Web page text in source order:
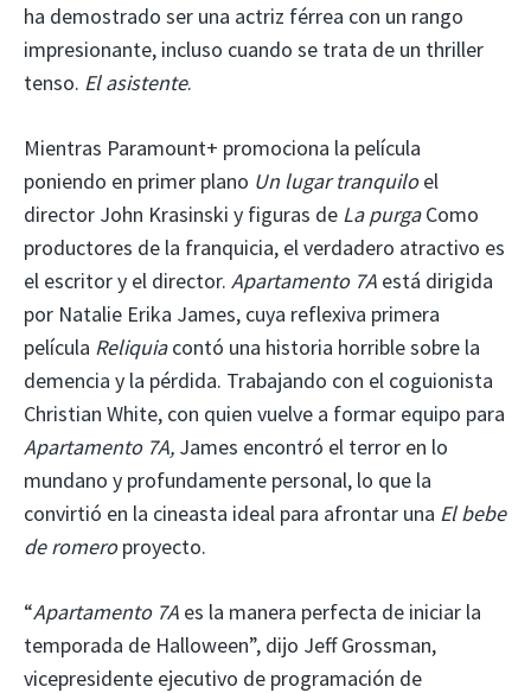
ha demostrado ser una actriz férrea con un rango
impresionante, incluso cuando se trata de un thriller
tenso. El asistente.
Mientras Paramount+ promociona la película
poniendo en primer plano Un lugar tranquiloel
director John Krasinski y figuras de La purgaComo
productores de la franquicia, el verdadero atractivo es
el escritor y el director. Apartamento 7A está dirigida
por Natalie Erika James, cuya reflexiva primera
película Reliquiacontó una historia horrible sobre la
demencia y la pérdida. Trabajando con el coguionista
Christian White, con quien vuelve a formar equipo para
Apartamento 7A, James encontró el terror en lo
mundano y profundamente personal, lo que la
convirtió en la cineasta ideal para afrontar una El bebe
de romeroproyecto.
“Apartamento 7A es la manera perfecta de iniciar la
temporada de Halloween”, dijo Jeff Grossman,
vicepresidente ejecutivo de programación de